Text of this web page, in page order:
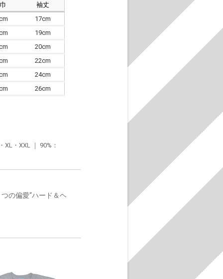
袖丈
17cm
19cm
20cm
22cm
24cm
26cm
・XXL ｜ 90%：
の偏愛“ハード＆ヘ